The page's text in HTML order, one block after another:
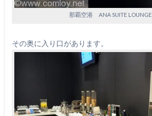
那覇空港 ANA SUITE LOUNGE
その奥に入り口があります。